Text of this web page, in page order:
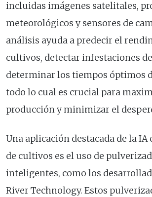
incluidas imágenes satelitales,
meteorológicos y sensores de
análisis ayuda a predecir el
cultivos, detectar infestaciones
determinar los tiempos óptimos
todo lo cual es crucial para
producción y minimizar el
Una aplicación destacada de la IA
de cultivos es el uso de
inteligentes, como los
River Technology. Estos